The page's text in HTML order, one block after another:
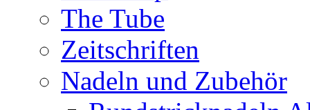
The Tube
Zeitschriften
Nadeln und Zubehör